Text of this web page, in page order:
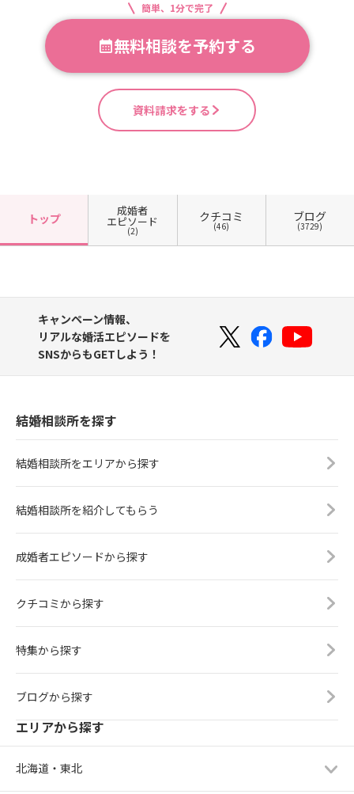
簡単、1分で完了
無料相談を予約する
資料請求をする
トップ
成婚者
エピソード
(2)
クチコミ
(46)
ブログ
(3729)
キャンペーン情報、
リアルな婚活エピソードを
SNSからもGETしよう！
結婚相談所を探す
結婚相談所をエリアから探す
結婚相談所を紹介してもらう
成婚者エピソードから探す
クチコミから探す
特集から探す
ブログから探す
エリアから探す
北海道・東北